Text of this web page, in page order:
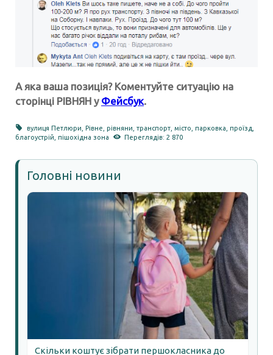
А яка ваша позиція? Коментуйте ситуацію на
сторінці РІВНЯН у Фейсбук.
вулиця Петлюри ,Рівне ,рівняни ,транспорт ,місто ,парковка ,проїзд
благоустрій пішохідна зона Переглядів: 2 870
Головні новини
Скільки коштує зібрати першокласника до